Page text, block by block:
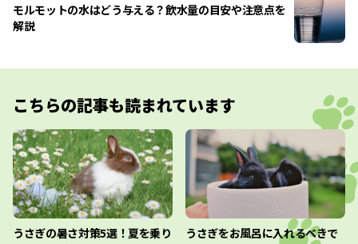
モルモットの水はどう与える？飲水量の目安や注意点を
解説
こちらの記事も読まれています
うさぎの暑さ対策5選！夏を乗り
うさぎをお風呂に入れるべきで